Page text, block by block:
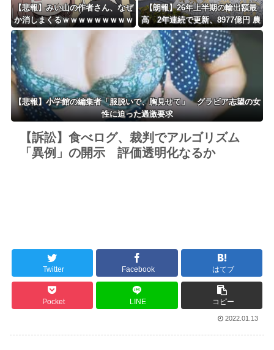
【悲報】みい山の作者さん、なぜ
か消しまくるｗｗｗｗｗｗｗｗｗ
ｗｗｗｗｗｗ
【朗報】26年上半期の輸出額最
高 2年連続で更新、8977億円 農
水省「インバウンドの増加に伴
い、日本食の認知度が向上」
【悲報】小学館の編集者「服脱いで、胸見せて」 グラビア志望の女
性に迫った過激要求
【訴訟】食べログ、裁判でアルゴリズム
「異例」の開示 評価透明化なるか
Twitter Facebook はてブ
Pocket LINE コピー
2022.01.13